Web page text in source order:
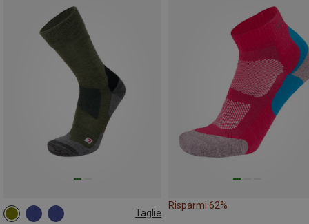
Taglie
36|37|38
42|43|44
Risparmi 62%